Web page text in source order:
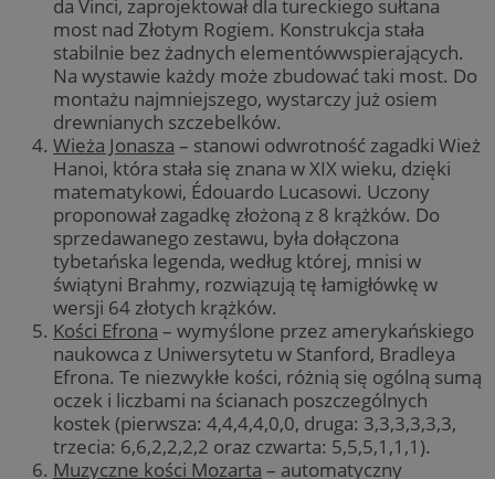
da Vinci, zaprojektował dla tureckiego sułtana
most nad Złotym Rogiem. Konstrukcja stała
stabilnie bez żadnych elementówwspierających.
Na wystawie każdy może zbudować taki most. Do
montażu najmniejszego, wystarczy już osiem
drewnianych szczebelków.
Wieża Jonasza – stanowi odwrotność zagadki Wież
Hanoi, która stała się znana w XIX wieku, dzięki
matematykowi, Édouardo Lucasowi. Uczony
proponował zagadkę złożoną z 8 krążków. Do
sprzedawanego zestawu, była dołączona
tybetańska legenda, według której, mnisi w
świątyni Brahmy, rozwiązują tę łamigłówkę w
wersji 64 złotych krążków.
Kości Efrona – wymyślone przez amerykańskiego
naukowca z Uniwersytetu w Stanford, Bradleya
Efrona. Te niezwykłe kości, różnią się ogólną sumą
oczek i liczbami na ścianach poszczególnych
kostek (pierwsza: 4,4,4,4,0,0, druga: 3,3,3,3,3,3,
trzecia: 6,6,2,2,2,2 oraz czwarta: 5,5,5,1,1,1).
Muzyczne kości Mozarta – automatyczny